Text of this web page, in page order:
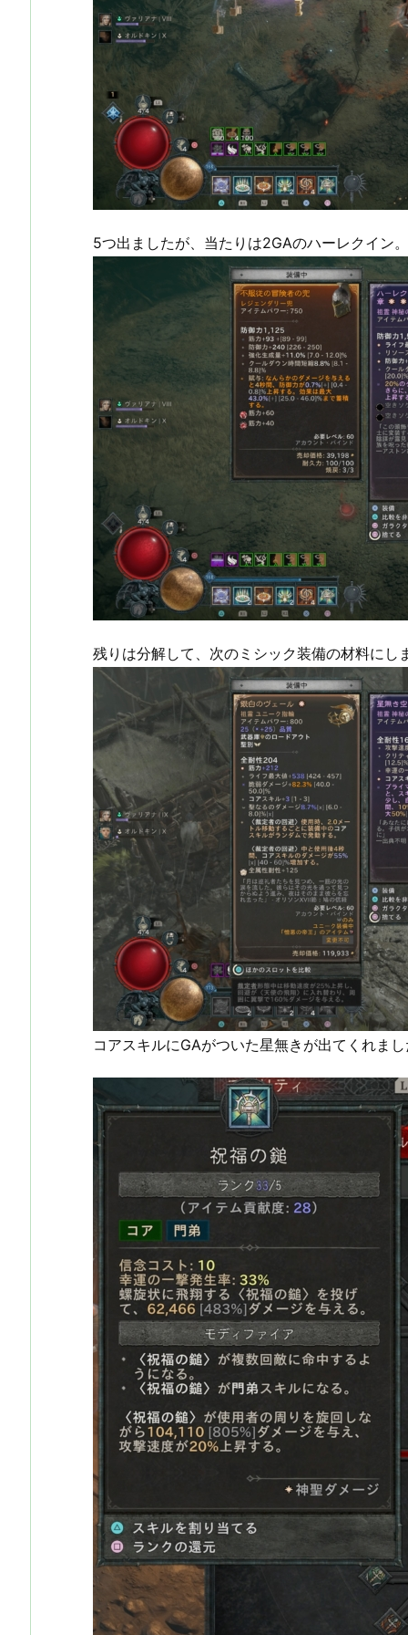
5つ出ましたが、当たりは2GAのハーレクイン。
残りは分解して、次のミシック装備の材料にし
コアスキルにGAがついた星無きが出てくれま